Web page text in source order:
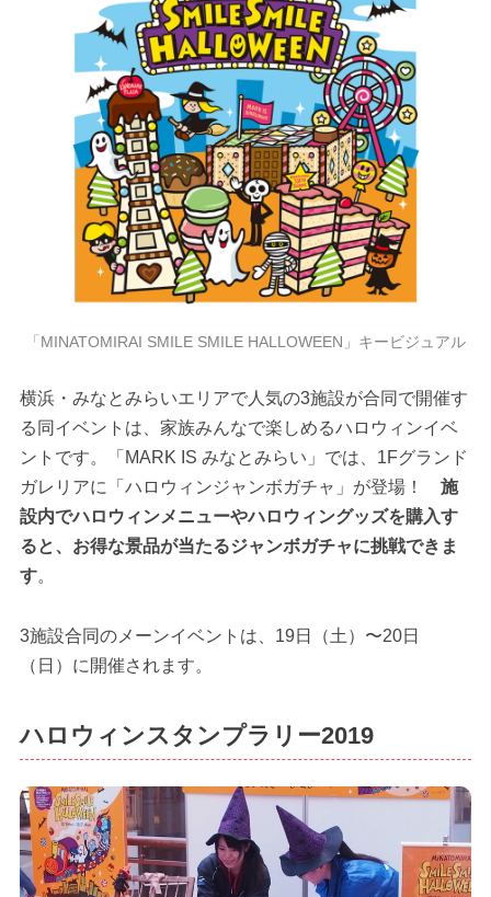
「MINATOMIRAI SMILE SMILE HALLOWEEN」キービジュアル
横浜・みなとみらいエリアで人気の3施設が合同で開催す
る同イベントは、家族みんなで楽しめるハロウィンイベ
ントです。「MARK IS みなとみらい」では、1Fグランド
ガレリアに「ハロウィンジャンボガチャ」が登場！ 施
設内でハロウィンメニューやハロウィングッズを購入す
ると、お得な景品が当たるジャンボガチャに挑戦できま
す。
3施設合同のメーンイベントは、19日（土）〜20日
（日）に開催されます。
ハロウィンスタンプラリー2019